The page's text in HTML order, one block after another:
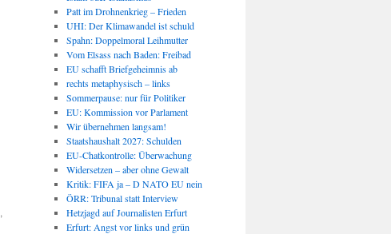
,
Patt im Drohnenkrieg – Frieden
UHI: Der Klimawandel ist schuld
Spahn: Doppelmoral Leihmutter
Vom Elsass nach Baden: Freibad
EU schafft Briefgeheimnis ab
rechts metaphysisch – links
Sommerpause: nur für Politiker
EU: Kommission vor Parlament
Wir übernehmen langsam!
Staatshaushalt 2027: Schulden
EU-Chatkontrolle: Überwachung
Widersetzen – aber ohne Gewalt
Kritik: FIFA ja – D NATO EU nein
ÖRR: Tribunal statt Interview
Hetzjagd auf Journalisten Erfurt
Erfurt: Angst vor links und grün